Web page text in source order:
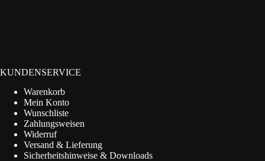
KUNDENSERVICE
Warenkorb
Mein Konto
Wunschliste
Zahlungsweisen
Widerruf
Versand & Lieferung
Sicherheitshinweise & Downloads